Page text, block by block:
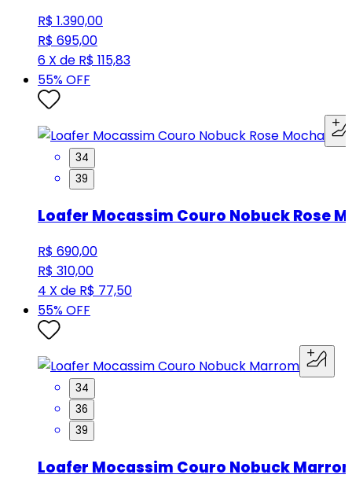
R$ 1.390,00
R$ 695,00
6 X de R$ 115,83
55% OFF
34
39
Loafer Mocassim Couro Nobuck Rose
R$ 690,00
R$ 310,00
4 X de R$ 77,50
55% OFF
34
36
39
Loafer Mocassim Couro Nobuck